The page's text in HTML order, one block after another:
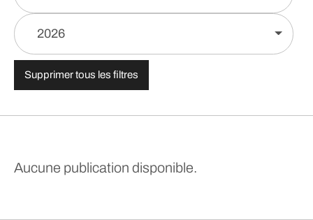
2026
Supprimer tous les filtres
Aucune publication disponible.